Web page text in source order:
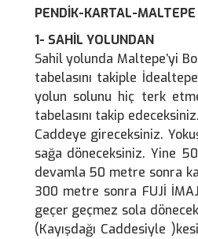
PENDİK-KARTAL-
1- SAHİL YOLUNDAN
Sahil yolunda Maltepe’yi
tabelasını takiple
yolun solunu hiç terk
tabelasını takip
Caddeye gireceksiniz.
sağa döneceksiniz. Yine
devamla 50 metre sonra
300 metre sonra FUJİ
geçer geçmez sola
(Kayışdağı Caddesiyle